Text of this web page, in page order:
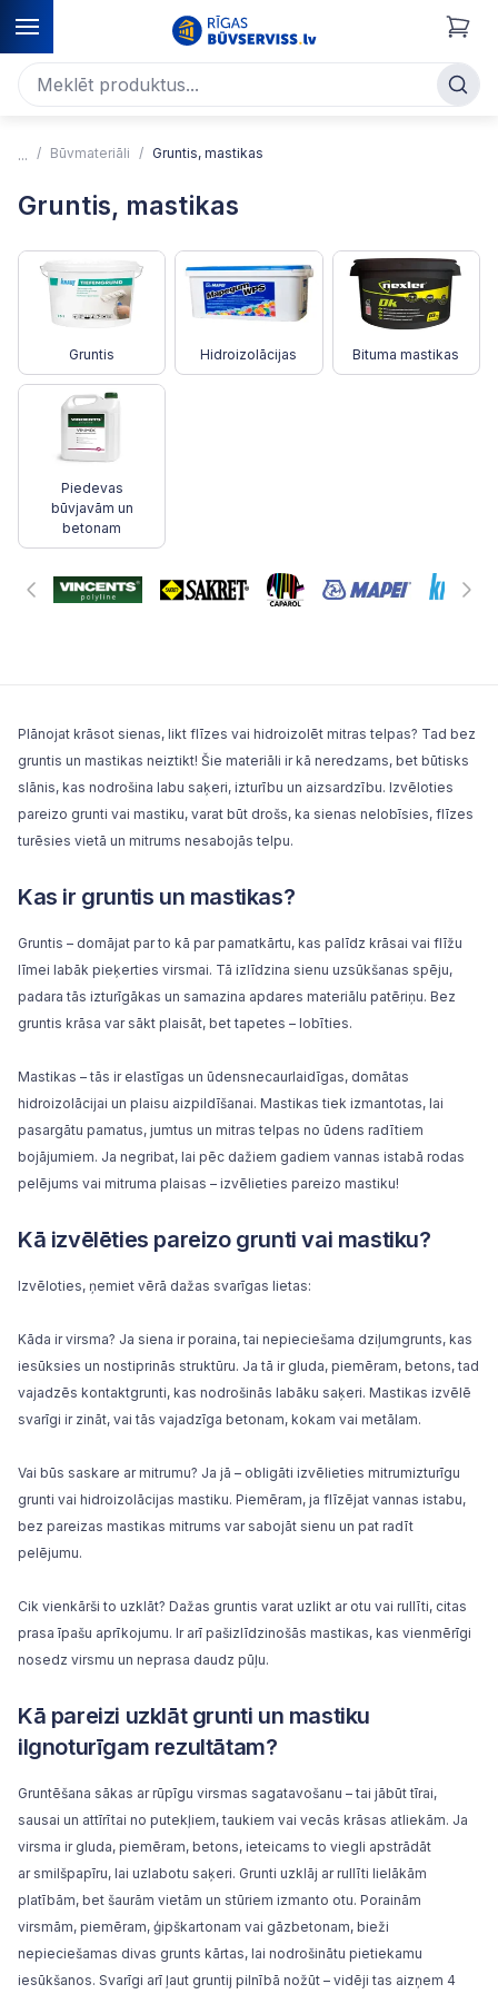
Būvmateriāli Gruntis, mastikas
Gruntis, mastikas
Gruntis Hidroizolācijas Bituma mastikas
Piedevas
būvjavām un
betonam
Plānojat krāsot sienas, likt flīzes vai hidroizolēt mitras telpas? Tad bez
gruntis un mastikas neiztikt! Šie materiāli ir kā neredzams, bet būtisks
slānis, kas nodrošina labu saķeri, izturību un aizsardzību. Izvēloties
pareizo grunti vai mastiku, varat būt drošs, ka sienas nelobīsies, flīzes
turēsies vietā un mitrums nesabojās telpu.
Kas ir gruntis un mastikas?
Gruntis – domājat par to kā par pamatkārtu, kas palīdz krāsai vai flīžu
līmei labāk pieķerties virsmai. Tā izlīdzina sienu uzsūkšanas spēju,
padara tās izturīgākas un samazina apdares materiālu patēriņu. Bez
gruntis krāsa var sākt plaisāt, bet tapetes – lobīties.
Mastikas – tās ir elastīgas un ūdensnecaurlaidīgas, domātas
hidroizolācijai un plaisu aizpildīšanai. Mastikas tiek izmantotas, lai
pasargātu pamatus, jumtus un mitras telpas no ūdens radītiem
bojājumiem. Ja negribat, lai pēc dažiem gadiem vannas istabā rodas
pelējums vai mitruma plaisas – izvēlieties pareizo mastiku!
Kā izvēlēties pareizo grunti vai mastiku?
Izvēloties, ņemiet vērā dažas svarīgas lietas:
Kāda ir virsma? Ja siena ir poraina, tai nepieciešama dziļumgrunts, kas
iesūksies un nostiprinās struktūru. Ja tā ir gluda, piemēram, betons, tad
vajadzēs kontaktgrunti, kas nodrošinās labāku saķeri. Mastikas izvēlē
svarīgi ir zināt, vai tās vajadzīga betonam, kokam vai metālam.
Vai būs saskare ar mitrumu? Ja jā – obligāti izvēlieties mitrumizturīgu
grunti vai hidroizolācijas mastiku. Piemēram, ja flīzējat vannas istabu,
bez pareizas mastikas mitrums var sabojāt sienu un pat radīt
pelējumu.
Cik vienkārši to uzklāt? Dažas gruntis varat uzlikt ar otu vai rullīti, citas
prasa īpašu aprīkojumu. Ir arī pašizlīdzinošās mastikas, kas vienmērīgi
nosedz virsmu un neprasa daudz pūļu.
Kā pareizi uzklāt grunti un mastiku
ilgnoturīgam rezultātam?
Gruntēšana sākas ar rūpīgu virsmas sagatavošanu – tai jābūt tīrai,
sausai un attīrītai no putekļiem, taukiem vai vecās krāsas atliekām. Ja
virsma ir gluda, piemēram, betons, ieteicams to viegli apstrādāt
ar smilšpapīru, lai uzlabotu saķeri. Grunti uzklāj ar rullīti lielākām
platībām, bet šaurām vietām un stūriem izmanto otu. Porainām
virsmām, piemēram, ģipškartonam vai gāzbetonam, bieži
nepieciešamas divas grunts kārtas, lai nodrošinātu pietiekamu
iesūkšanos. Svarīgi arī ļaut gruntij pilnībā nožūt – vidēji tas aizņem 4